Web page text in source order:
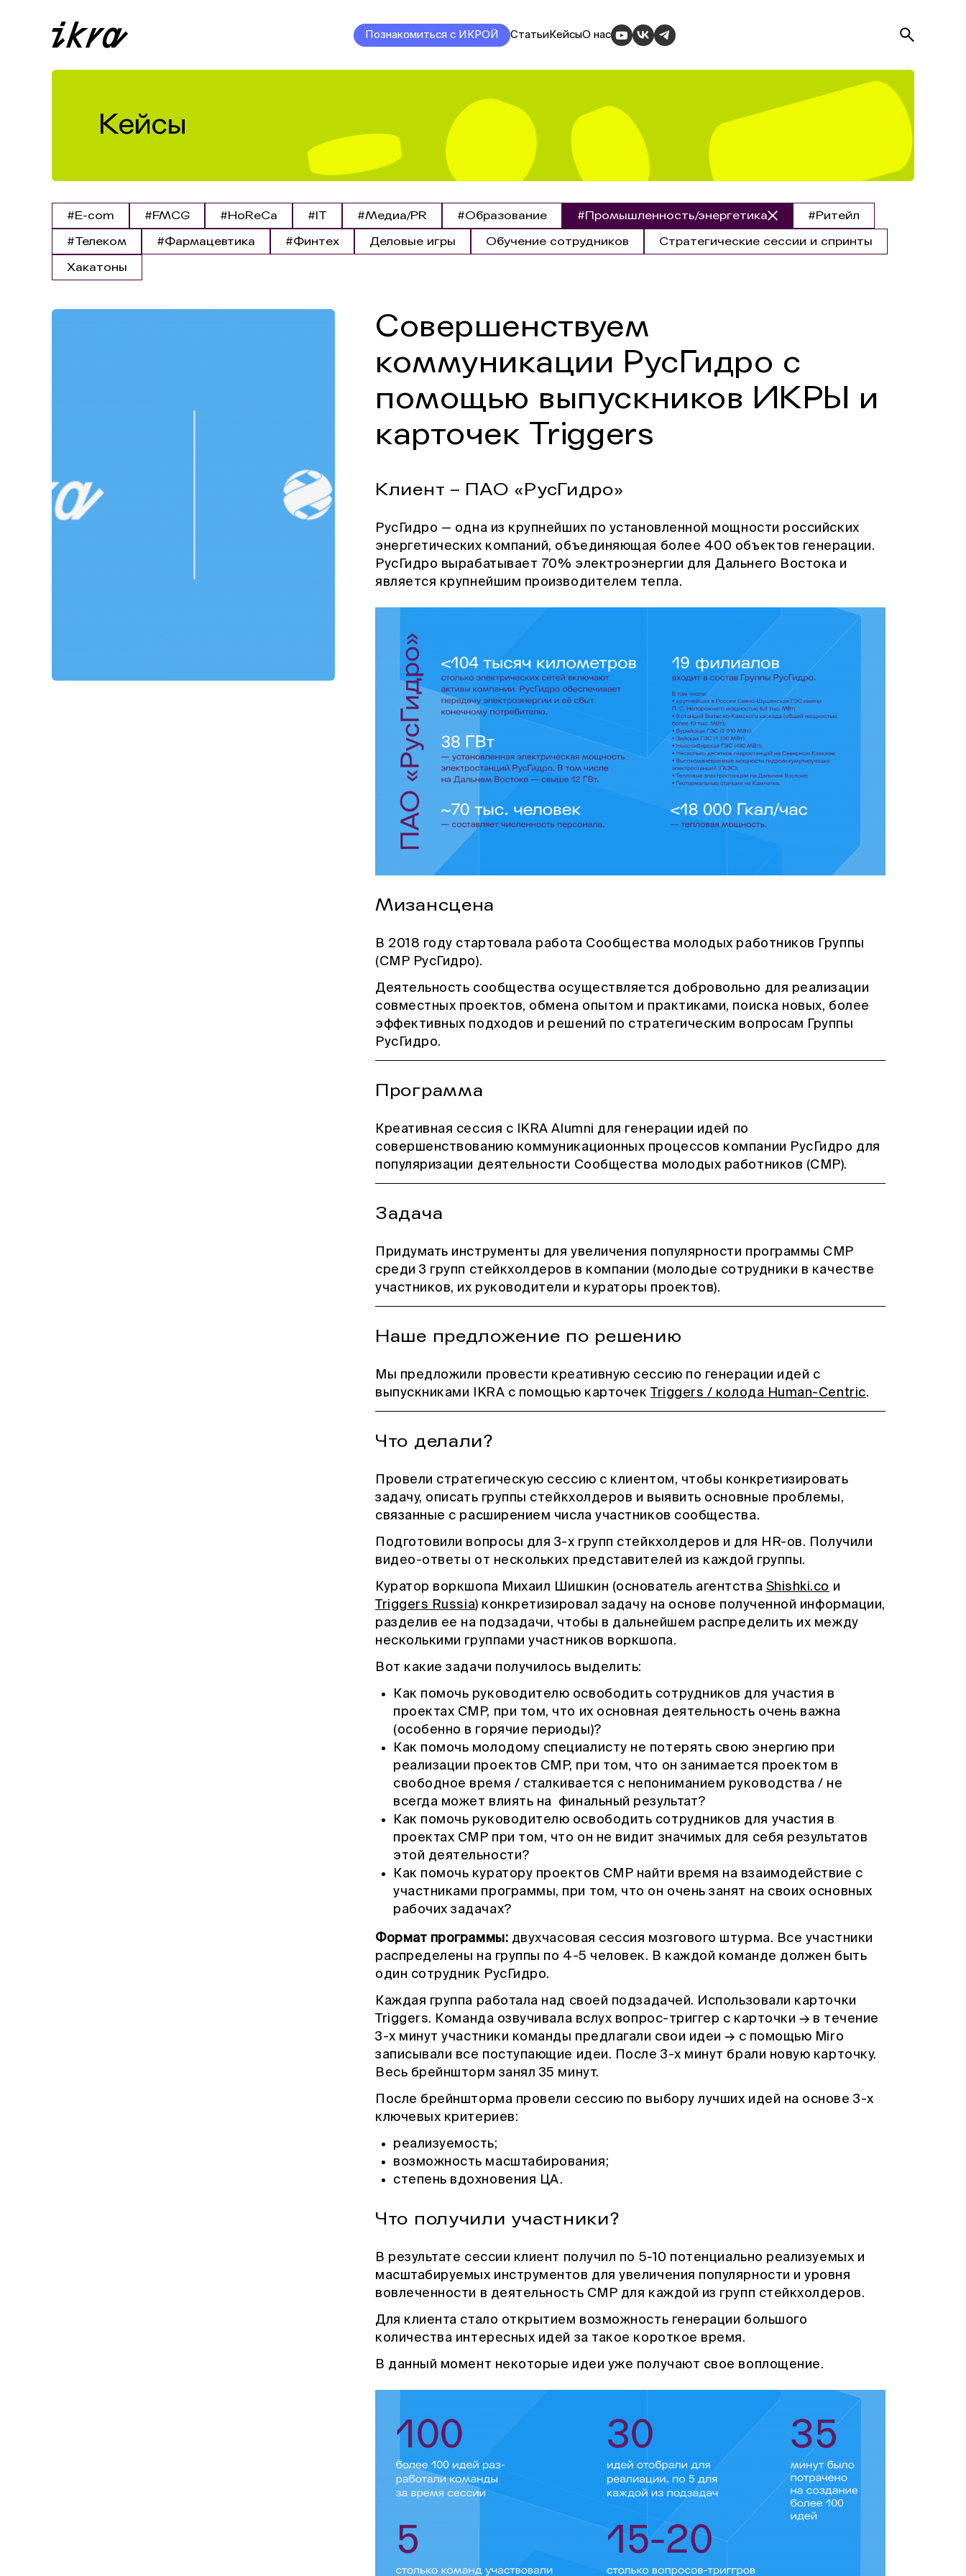
Познакомиться с ИКРОЙ СтатьиКейсыО нас
Кейсы
#E-com #FMCG #HoReCa #IT #Медиа/PR #Образование #Промышленность/энергетика
#Ритейл
#Телеком
#Фармацевтика #Финтех Деловые игры Обучение сотрудников
Стратегические сессии и спринты
Хакатоны
Cовершенствуем
коммуникации РусГидро с
помощью выпускников ИКРЫ и
карточек Triggers
Клиент – ПАО «РусГидро»
РусГидро — одна из крупнейших по установленной мощности российских
энергетических компаний, объединяющая более 400 объектов генерации.
РусГидро вырабатывает 70% электроэнергии для Дальнего Востока и
является крупнейшим производителем тепла.
Мизансцена
В 2018 году стартовала работа Сообщества молодых работников Группы
(СМР РусГидро).
Деятельность сообщества осуществляется добровольно для реализации
совместных проектов, обмена опытом и практиками, поиска новых, более
эффективных подходов и решений по стратегическим вопросам Группы
РусГидро.
Программа
Креативная сессия с IKRA Alumni для генерации идей по
совершенствованию коммуникационных процессов компании РусГидро для
популяризации деятельности Сообщества молодых работников (СМР).
Задача
Придумать инструменты для увеличения популярности программы СМР
среди 3 групп стейкхолдеров в компании (молодые сотрудники в качестве
участников, их руководители и кураторы проектов).
Наше предложение по решению
Мы предложили провести креативную сессию по генерации идей с
выпускниками IKRA с помощью карточек Triggers / колода Human-Centric.
Что делали?
Провели стратегическую сессию с клиентом, чтобы конкретизировать
задачу, описать группы стейкхолдеров и выявить основные проблемы,
связанные с расширением числа участников сообщества.
Подготовили вопросы для 3-х групп стейкхолдеров и для HR-ов. Получили
видео-ответы от нескольких представителей из каждой группы.
Куратор воркшопа Михаил Шишкин (основатель агентства Shishki.co и
Triggers Russia) конкретизировал задачу на основе полученной информации,
разделив ее на подзадачи, чтобы в дальнейшем распределить их между
несколькими группами участников воркшопа.
Вот какие задачи получилось выделить:
Как помочь руководителю освободить сотрудников для участия в
проектах СМР, при том, что их основная деятельность очень важна
(особенно в горячие периоды)?
Как помочь молодому специалисту не потерять свою энергию при
реализации проектов СМР, при том, что он занимается проектом в
свободное время / сталкивается с непониманием руководства / не
всегда может влиять на финальный результат?
Как помочь руководителю освободить сотрудников для участия в
проектах СМР при том, что он не видит значимых для себя результатов
этой деятельности?
Как помочь куратору проектов СМР найти время на взаимодействие с
участниками программы, при том, что он очень занят на своих основных
рабочих задачах?
Формат программы: двухчасовая сессия мозгового штурма. Все участники
распределены на группы по 4-5 человек. В каждой команде должен быть
один сотрудник РусГидро.
Каждая группа работала над своей подзадачей. Использовали карточки
Triggers. Команда озвучивала вслух вопрос-триггер с карточки → в течение
3-х минут участники команды предлагали свои идеи → с помощью Miro
записывали все поступающие идеи. После 3-х минут брали новую карточку.
Весь брейншторм занял 35 минут.
После брейншторма провели сессию по выбору лучших идей на основе 3-х
ключевых критериев:
реализуемость;
возможность масштабирования;
степень вдохновения ЦА.
Что получили участники?
В результате сессии клиент получил по 5-10 потенциально реализуемых и
масштабируемых инструментов для увеличения популярности и уровня
вовлеченности в деятельность СМР для каждой из групп стейкхолдеров.
Для клиента стало открытием возможность генерации большого
количества интересных идей за такое короткое время.
В данный момент некоторые идеи уже получают свое воплощение.